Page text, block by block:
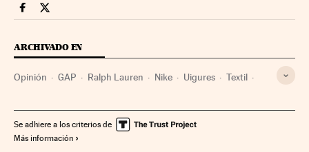
Opinion Cinco Días en Facebook
Opinion Cinco Días en Twitter
ARCHIVADO EN
Opinión GAP Ralph Lauren Nike Uigures Textil
Minorías étnicas Asia Oriental Norteamérica
Se adhiere a los criterios de
Más información